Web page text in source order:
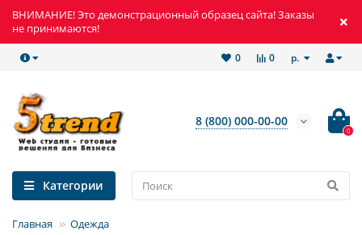
ВНИМАНИЕ! Это демонстрационный образец сайта! Заказы
не принимаются!
р.
0
0
8 (800) 000-00-00
0
Категории
Главная Одежда